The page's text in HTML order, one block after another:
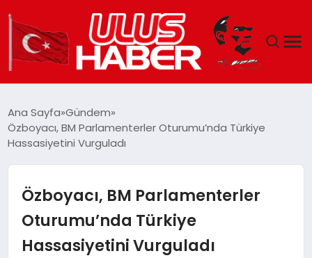
DÜNYA
TEKNOLOJI
Ana Sayfa Gündem
Özboyacı, BM Parlamenterler Oturumu’nda Türkiye
Hassasiyetini Vurguladı
Özboyacı, BM Parlamenterler
Oturumu’nda Türkiye
Hassasiyetini Vurguladı